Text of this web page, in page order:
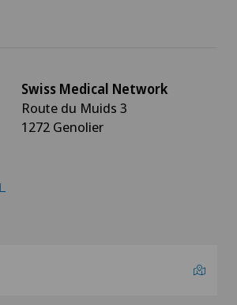
Swiss Medical Network
Route du Muids 3
1272 Genolier